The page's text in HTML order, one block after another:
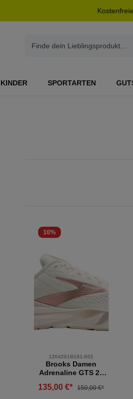
KINDER SPORTARTEN
10%
1204261B181-002
Brooks Damen
Adrenaline GTS 24
gestützter
135,00 €* 150,00 €*